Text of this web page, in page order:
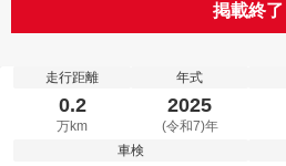
掲載終了
走行距離
0.2
万km
年式
2025
(令和7)年
車検